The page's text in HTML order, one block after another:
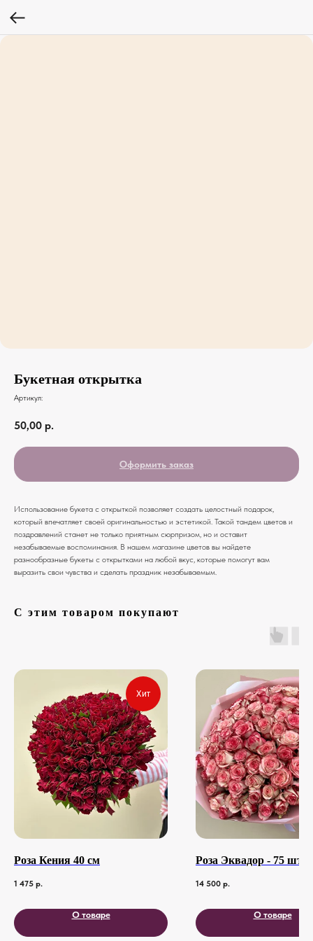
Букетная открытка
Артикул:
50,00 р.
Оформить заказ
Использование букета с открыткой позволяет создать целостный подарок,
который впечатляет своей оригинальностью и эстетикой. Такой тандем цветов и
поздравлений станет не только приятным сюрпризом, но и оставит
незабываемые воспоминания. В нашем магазине цветов вы найдете
разнообразные букеты с открытками на любой вкус, которые помогут вам
выразить свои чувства и сделать праздник незабываемым.
С этим товаром покупают
Хит
Роза Кения 40 см
1 475 р.
О товаре
Роза Эквадор - 75 шт
14 500 р.
О товаре